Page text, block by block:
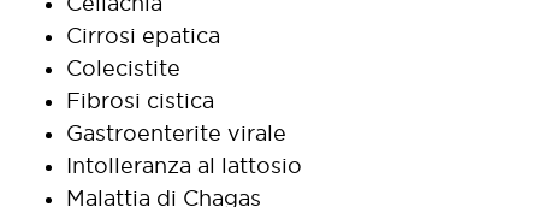
Cirrosi epatica
Colecistite
Fibrosi cistica
Gastroenterite virale
Intolleranza al lattosio
Malattia di Chagas